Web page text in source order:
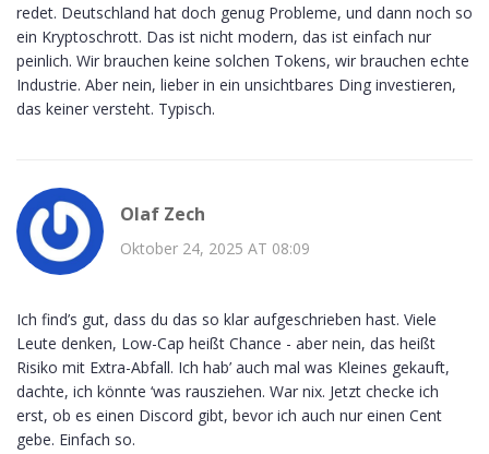
redet. Deutschland hat doch genug Probleme, und dann noch so
ein Kryptoschrott. Das ist nicht modern, das ist einfach nur
peinlich. Wir brauchen keine solchen Tokens, wir brauchen echte
Industrie. Aber nein, lieber in ein unsichtbares Ding investieren,
das keiner versteht. Typisch.
Olaf Zech
Oktober 24, 2025 AT 08:09
Ich find’s gut, dass du das so klar aufgeschrieben hast. Viele
Leute denken, Low-Cap heißt Chance - aber nein, das heißt
Risiko mit Extra-Abfall. Ich hab’ auch mal was Kleines gekauft,
dachte, ich könnte ‘was rausziehen. War nix. Jetzt checke ich
erst, ob es einen Discord gibt, bevor ich auch nur einen Cent
gebe. Einfach so.